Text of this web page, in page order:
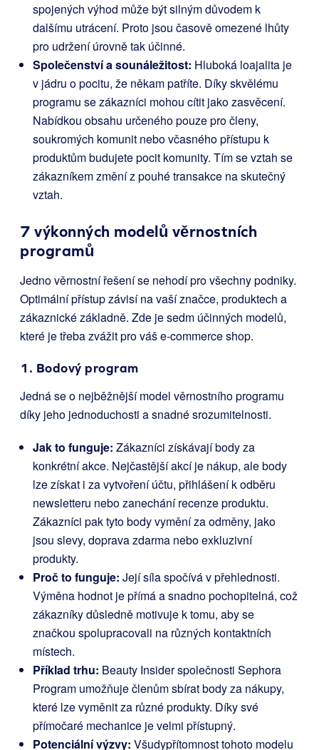
spojených výhod může být silným důvodem k
dalšímu utrácení. Proto jsou časově omezené lhůty
pro udržení úrovně tak účinné.
Společenství a sounáležitost: Hluboká loajalita je
v jádru o pocitu, že někam patříte. Díky skvělému
programu se zákazníci mohou cítit jako zasvěcení.
Nabídkou obsahu určeného pouze pro členy,
soukromých komunit nebo včasného přístupu k
produktům budujete pocit komunity. Tím se vztah se
zákazníkem změní z pouhé transakce na skutečný
vztah.
7 výkonných modelů věrnostních
programů
Jedno věrnostní řešení se nehodí pro všechny podniky.
Optimální přístup závisí na vaší značce, produktech a
zákaznické základně. Zde je sedm účinných modelů,
které je třeba zvážit pro váš e-commerce shop.
1. Bodový program
Jedná se o nejběžnější model věrnostního programu
díky jeho jednoduchosti a snadné srozumitelnosti.
Jak to funguje: Zákazníci získávají body za
konkrétní akce. Nejčastější akcí je nákup, ale body
lze získat i za vytvoření účtu, přihlášení k odběru
newsletteru nebo zanechání recenze produktu.
Zákazníci pak tyto body vymění za odměny, jako
jsou slevy, doprava zdarma nebo exkluzivní
produkty.
Proč to funguje: Její síla spočívá v přehlednosti.
Výměna hodnot je přímá a snadno pochopitelná, což
zákazníky důsledně motivuje k tomu, aby se
značkou spolupracovali na různých kontaktních
místech.
Příklad trhu: Beauty Insider společnosti Sephora
Program umožňuje členům sbírat body za nákupy,
které lze vyměnit za různé produkty. Díky své
přímočaré mechanice je velmi přístupný.
Potenciální výzvy: Všudypřítomnost tohoto modelu